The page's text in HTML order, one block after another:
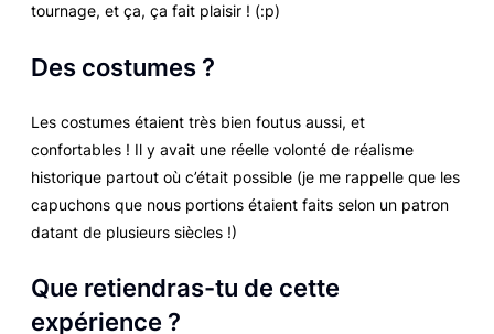
tournage, et ça, ça fait plaisir ! (:p)
Des costumes ?
Les costumes étaient très bien foutus aussi, et
confortables ! Il y avait une réelle volonté de réalisme
historique partout où c’était possible (je me rappelle que les
capuchons que nous portions étaient faits selon un patron
datant de plusieurs siècles !)
Que retiendras-tu de cette
expérience ?